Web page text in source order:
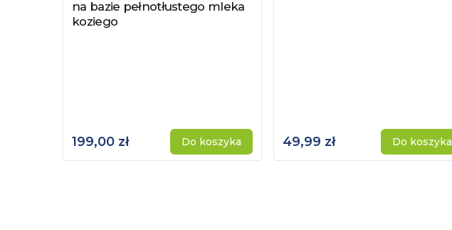
na bazie pełnotłustego mleka
koziego
199,00 zł Do koszyka 49,99 zł Do koszyka